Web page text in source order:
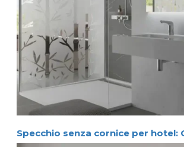
Specchio senza cornice per hotel: